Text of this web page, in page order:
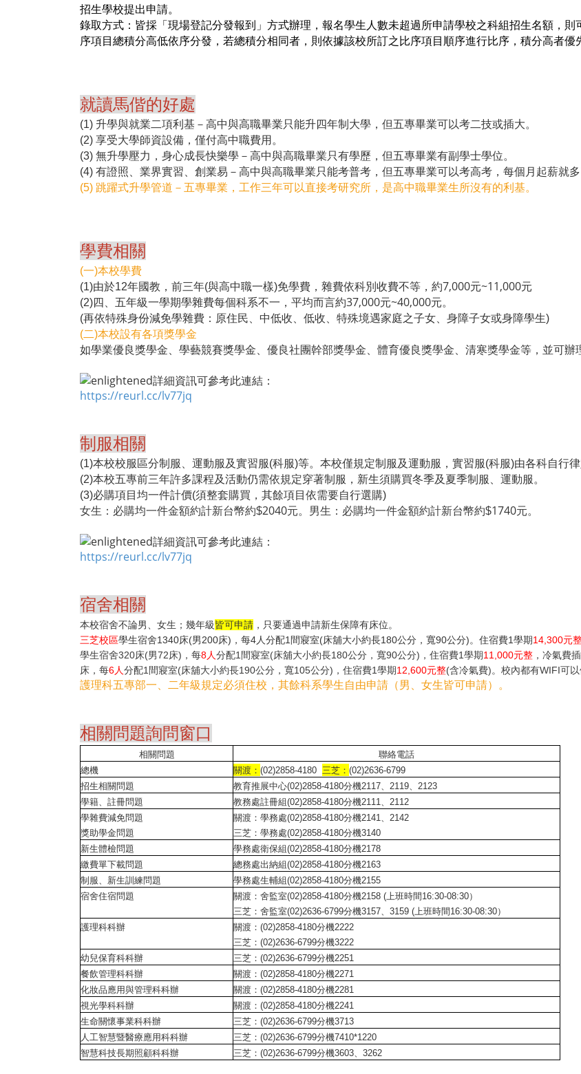
招生學校提出申請。
錄取方式：皆採「現場登記分發報到」方式辦理，報名學生人數未超過所申請學校之科組招生名額 ，
序項目總積分高低依序分發，若總積分相同者，則依據該校所訂之比序項目順序進行比序，積分高者優
就讀馬偕的好處
(1) 升學與就業二項利基－高中與高職畢業只能升四年制大學，但五專畢業可以考二技或插大。
(2) 享受大學師資設備，僅付高中職費用。
(3) 無升學壓力，身心成長快樂學－高中與高職畢業只有學歷，但五專畢業有副學士學位。
(4) 有證照、業界實習、創業易－高中與高職畢業只能考普考，但五專畢業可以考高考，每個月起薪就多
(5) 跳躍式升學管道－五專畢業，工作三年可以直接考研究所，是高中職畢業生所沒有的利基。
學費相關
(一)本校學費
(1)由於12年國教，前三年(與高中職一樣)免學費，雜費依科別收費不等，約7,000元~11,000元
(2)四、五年級一學期學雜費每個科系不一，平均而言約37,000元~40,000元。
(再依特殊身份減免學雜費：原住民、中低收、低收、特殊境遇家庭之子女、身障子女或身障學生)
(二)本校設有各項獎學金
如學業優良獎學金、學藝競賽獎學金、優良社團幹部獎學金、體育優良獎學金、清寒獎學金等，並可辦
詳細資訊可參考此連結：
https://reurl.cc/lv77jq
制服相關
(1)本校校服區分制服、運動服及實習服(科服)等。本校僅規定制服及運動服，實習服(科服)由各科自行律
(2)本校五專前三年許多課程及活動仍需依規定穿著制服，新生須購買冬季及夏季制服、運動服。
(3)必購項目均一件計價(須整套購買，其餘項目依需要自行選購)
女生：必購均一件金額約計新台幣約$2040元。男生：必購均一件金額約計新台幣約$1740元。
詳細資訊可參考此連結：
https://reurl.cc/lv77jq
宿舍相關
本校宿舍不論男、女生；幾年級皆可申請 ，只要通過申請新生保障有床位。
三芝校區學生宿舍1340床(男200床)，每4人分配1間寢室(床舖大小約長180公分，寬90公分)。住宿費1學期14,300元
學生宿舍320床(男72床)，每8人分配1間寢室(床舖大小約長180公分，寬90公分)，住宿費1學期11,000元整 ，冷氣費
床，每6人分配1間寢室(床舖大小約長190公分，寬105公分)，住宿費1學期12,600元整(含冷氣費)。校內都有WIFI可以
護理科五專部一、二年級規定必須住校，其餘科系學生自由申請（男、女生皆可申請）。
相關問題詢問窗口
相關問題
聯絡電話
總機
關渡： (02)2858-4180 三芝： (02)2636-6799
招生相關問題
教育推展中心(02)2858-4180分機2117、2119、2123
學籍、註冊問題
教務處註冊組(02)2858-4180分機2111、2112
學雜費減免問題
獎助學金問題
關渡：學務處(02)2858-4180分機2141、2142
三芝：學務處(02)2858-4180分機3140
新生體檢問題
學務處衛保組(02)2858-4180分機2178
繳費單下載問題
總務處出納組(02)2858-4180分機2163
制服、新生訓練問題
學務處生輔組(02)2858-4180分機2155
宿舍住宿問題
關渡：舍監室(02)2858-4180分機2158 (上班時間16:30-08:30）
三芝：舍監室(02)2636-6799分機3157、3159 (上班時間16:30-08:30）
護理科科辦
關渡：(02)2858-4180分機2222
三芝：(02)2636-6799分機3222
幼兒保育科科辦
三芝：(02)2636-6799分機2251
餐飲管理科科辦
關渡：(02)2858-4180分機2271
化妝品應用與管理科科辦
關渡：(02)2858-4180分機2281
視光學科科辦
關渡：(02)2858-4180分機2241
生命關懷事業科科辦
三芝：(02)2636-6799分機3713
人工智慧暨醫療應用科科辦
三芝：(02)2636-6799分機7410*1220
智慧科技長期照顧科科辦
三芝：(02)2636-6799分機3603、3262